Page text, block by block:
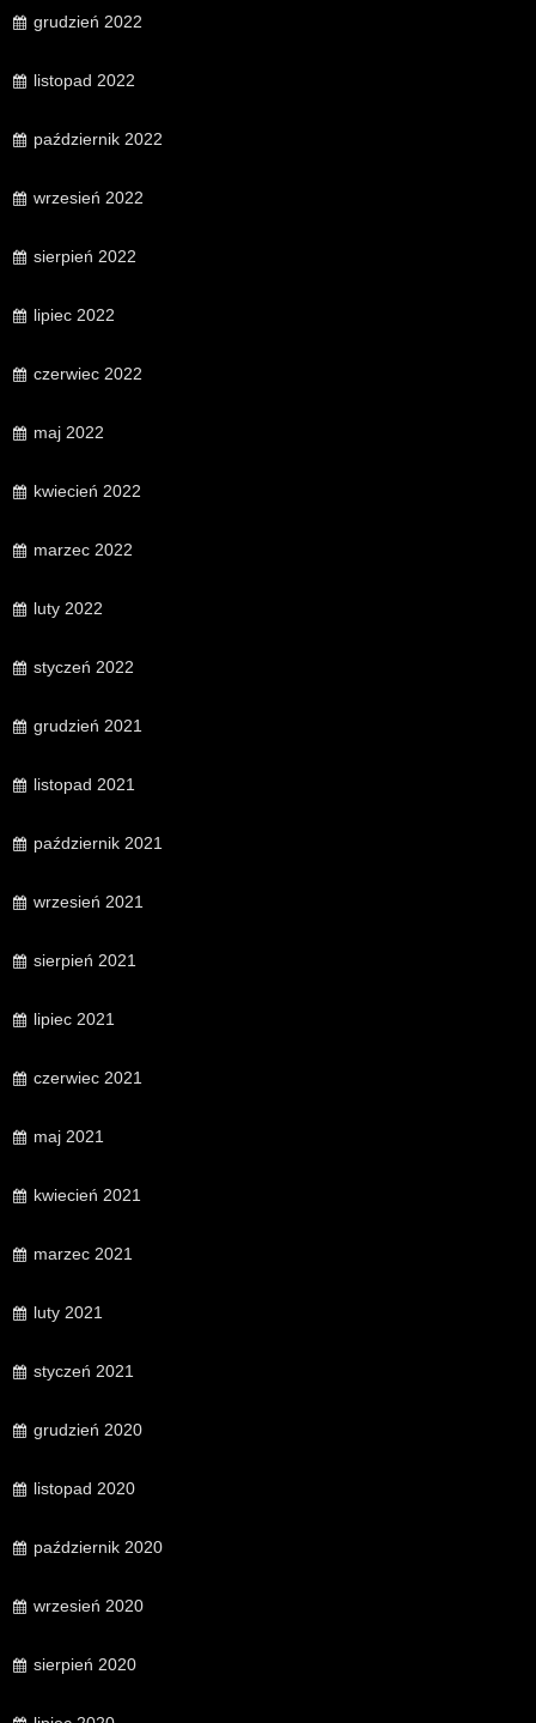
grudzień 2022
listopad 2022
październik 2022
wrzesień 2022
sierpień 2022
lipiec 2022
czerwiec 2022
maj 2022
kwiecień 2022
marzec 2022
luty 2022
styczeń 2022
grudzień 2021
listopad 2021
październik 2021
wrzesień 2021
sierpień 2021
lipiec 2021
czerwiec 2021
maj 2021
kwiecień 2021
marzec 2021
luty 2021
styczeń 2021
grudzień 2020
listopad 2020
październik 2020
wrzesień 2020
sierpień 2020